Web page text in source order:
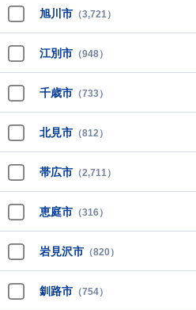
旭川市 （3,721）
江別市 （948）
千歳市 （733）
北見市 （812）
帯広市 （2,711）
恵庭市 （316）
岩見沢市 （820）
釧路市 （754）